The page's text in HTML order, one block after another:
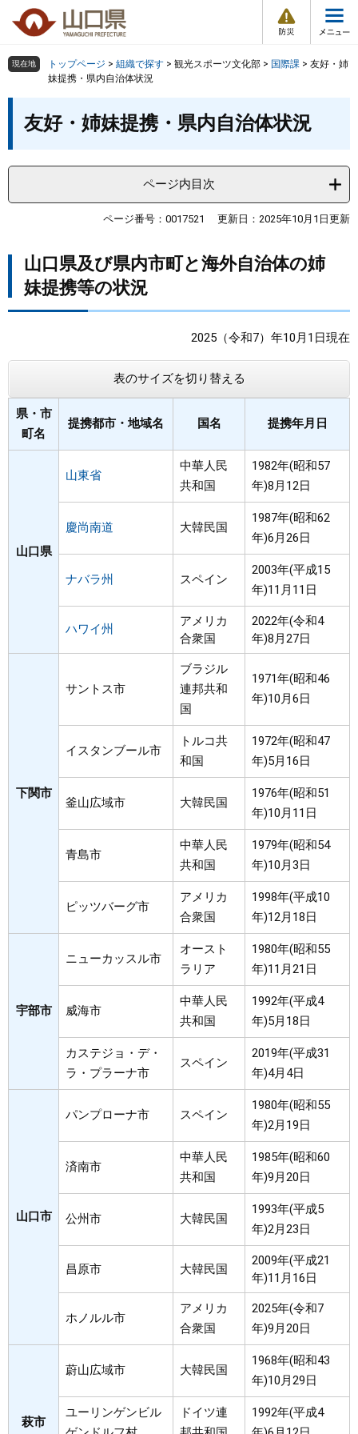
の
頭
。
ー
飛
て
本
へ
情
報
メ
ュ
組織で探す
健康・福祉
県政情報
検索の仕方 組織で探す サイトマップで探す
現在地 トップページ > 組織で探す > 観光スポーツ文化部 > 国際課 > 友好・姉
妹提携・県内自治体状況
友好・姉妹提携・県内自治体状況
ページ内目次
ページ番号：0017521 更新日：2025年10月1日更新
山口県及び県内市町と海外自治体の姉
妹提携等の状況
2025（令和7）年10月1日現在
表のサイズを切り替える
県・市
町名
提携都市・地域名 国名 提携年月日
山口県
山東省
中華人民
共和国
1982年(昭和57
年)8月12日
慶尚南道 大韓民国
1987年(昭和62
年)6月26日
ナバラ州 スペイン
2003年(平成15
年)11月11日
ハワイ州
アメリカ
合衆国
2022年(令和4
年)8月27日
下関市
サントス市
ブラジル
連邦共和
国
1971年(昭和46
年)10月6日
イスタンブール市
トルコ共
和国
1972年(昭和47
年)5月16日
釜山広域市 大韓民国
1976年(昭和51
年)10月11日
青島市
中華人民
共和国
1979年(昭和54
年)10月3日
ピッツバーグ市
アメリカ
合衆国
1998年(平成10
年)12月18日
宇部市
ニューカッスル市
オースト
ラリア
1980年(昭和55
年)11月21日
威海市
中華人民
共和国
1992年(平成4
年)5月18日
カステジョ・デ・
ラ・プラーナ市
スペイン
2019年(平成31
年)4月4日
山口市
パンプローナ市 スペイン
1980年(昭和55
年)2月19日
済南市
中華人民
共和国
1985年(昭和60
年)9月20日
公州市 大韓民国
1993年(平成5
年)2月23日
昌原市 大韓民国
2009年(平成21
年)11月16日
ホノルル市
アメリカ
合衆国
2025年(令和7
年)9月20日
萩市
蔚山広域市 大韓民国
1968年(昭和43
年)10月29日
ユーリンゲンビル
ドイツ連
1992年(平成4